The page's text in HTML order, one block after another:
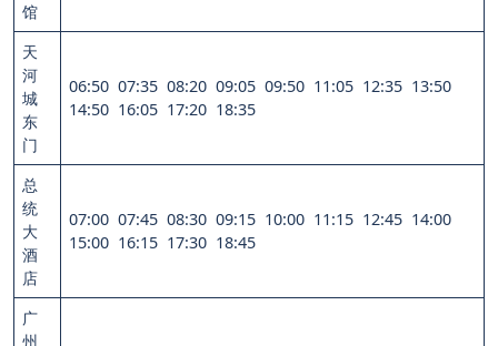
馆
天
河
城
东
门
06:50 07:35 08:20 09:05 09:50 11:05 12:35 13:50
14:50 16:05 17:20 18:35
总
统
大
酒
店
07:00 07:45 08:30 09:15 10:00 11:15 12:45 14:00
15:00 16:15 17:30 18:45
广
州